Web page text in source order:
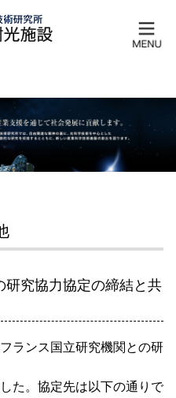
研究協力協定の締結と共
ランス国立研究機関との研
た。協定先は以下の通りで